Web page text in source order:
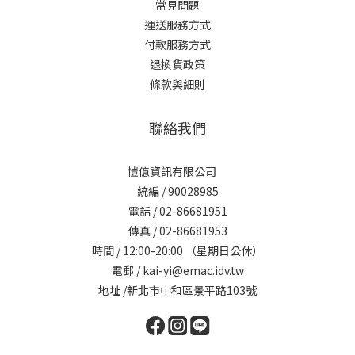
常見問題
運送服務方式
付款服務方式
退換貨政策
條款與細則
聯絡我們
愷億資訊有限公司
統編 / 90028985
電話 / 02-86681951
傳真 / 02-86681953
時間 / 12:00-20:00 （星期日公休）
電郵 / kai-yi@emac.idv.tw
地址 /新北市中和區景平路103號